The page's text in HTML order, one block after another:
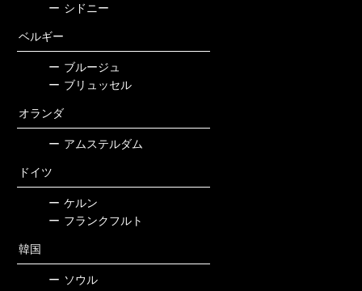
ー シドニー
ベルギー
ー ブルージュ
ー ブリュッセル
オランダ
ー アムステルダム
ドイツ
ー ケルン
ー フランクフルト
韓国
ー ソウル